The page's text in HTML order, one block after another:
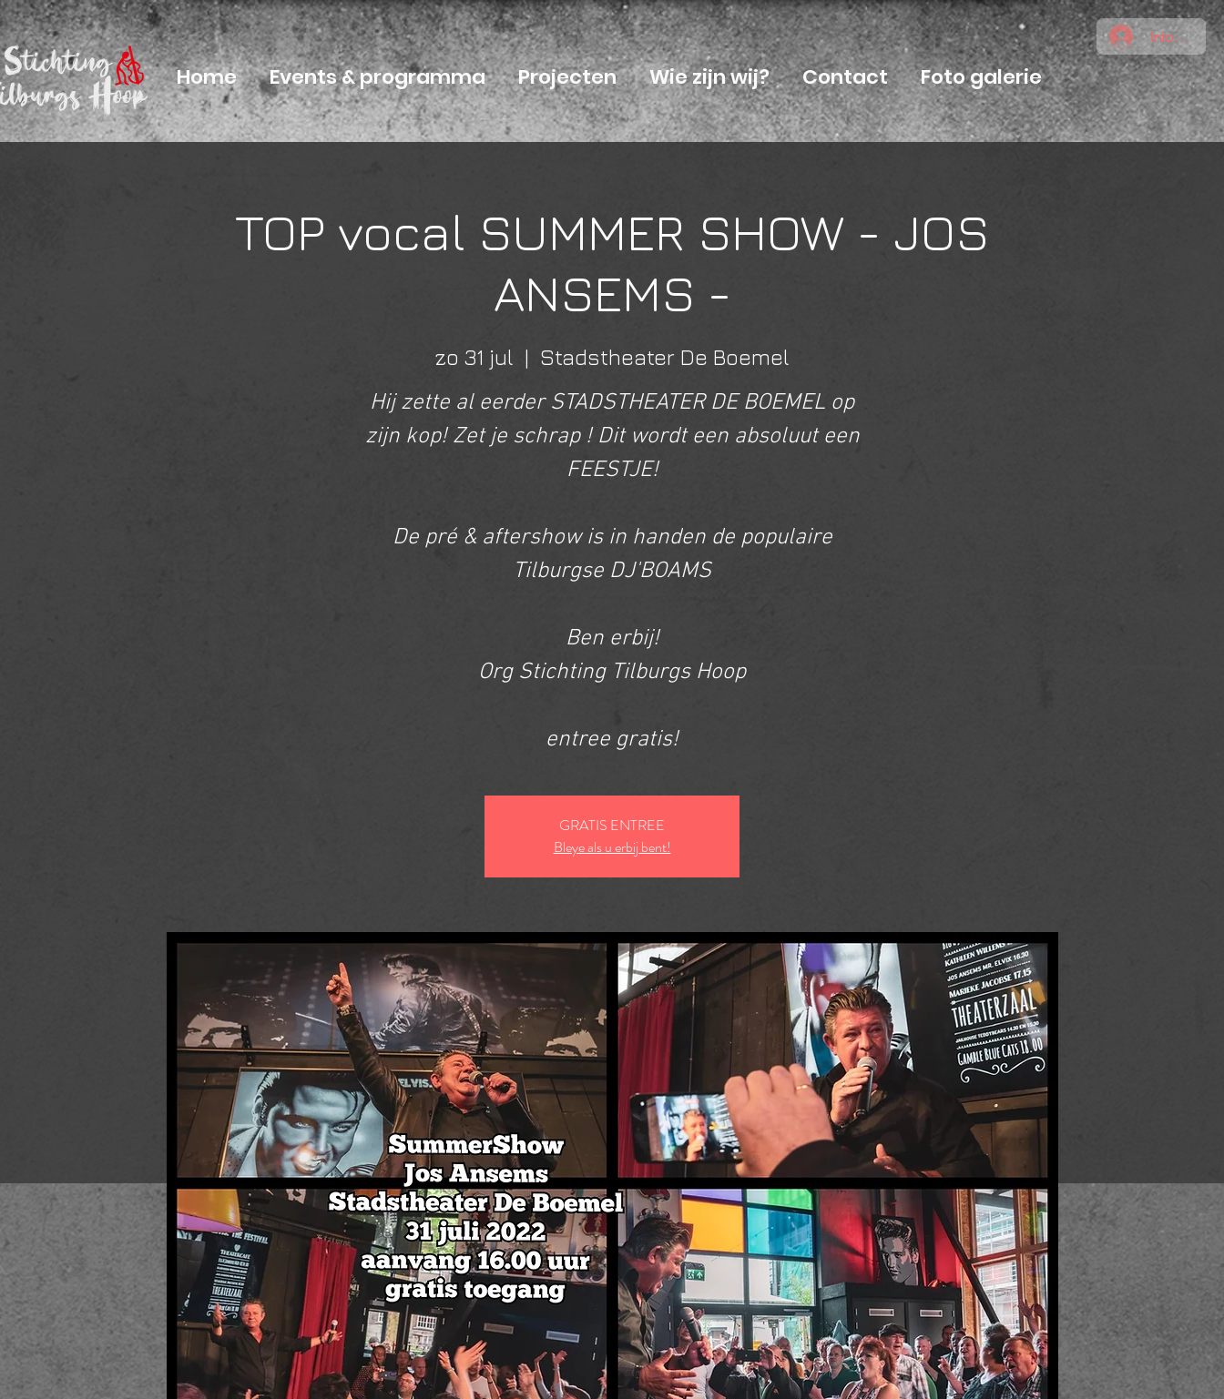
Home Events & programma Projecten Wie zijn wij? Contact Foto galerie
Inloggen
TOP vocal SUMMER SHOW - JOS
ANSEMS -
zo 31 jul
  |
Stadstheater De Boemel
Hij zette al eerder STADSTHEATER DE BOEMEL op
zijn kop! Zet je schrap ! Dit wordt een absoluut een
FEESTJE!
De pré & aftershow is in handen de populaire
Tilburgse DJ'BOAMS
Ben erbij!
Org Stichting Tilburgs Hoop
entree gratis!
GRATIS ENTREE
Bleye als u erbij bent!